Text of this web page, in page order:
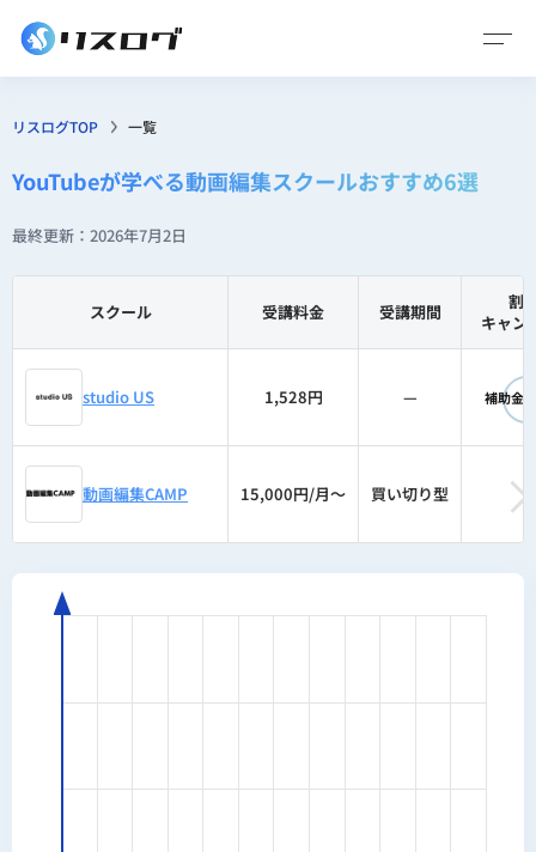
リスログTOP 一覧
YouTubeが学べる動画編集スクールおすすめ6選
最終更新：2026年7月2日
スクール 受講料金 受講期間
割
キャン
studio US 1,528円 — 補助金/
動画編集CAMP 15,000円/月〜 買い切り型